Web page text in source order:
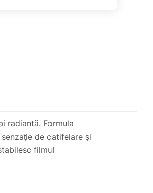
radiantă. Formula
de catifelare și
filmul